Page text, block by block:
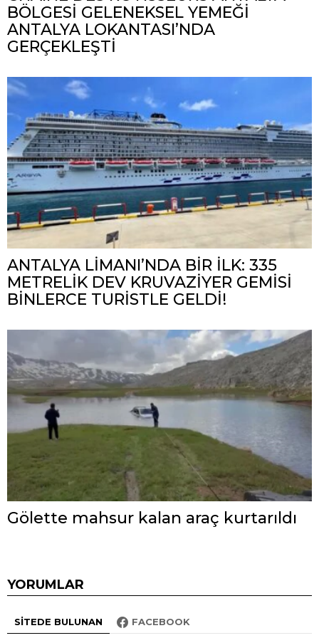
BÖLGESİ GELENEKSEL YEMEĞİ
ANTALYA LOKANTASI’NDA
GERÇEKLEŞTİ
ANTALYA LİMANI’NDA BİR İLK: 335
METRELİK DEV KRUVAZİYER GEMİSİ
BİNLERCE TURİSTLE GELDİ!
Gölette mahsur kalan araç kurtarıldı
YORUMLAR
SITEDE BULUNAN FACEBOOK